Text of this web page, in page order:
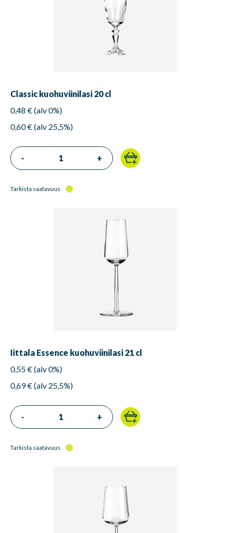
Classic kuohuviinilasi 20 cl
0,48 € (alv 0%)
0,60 € (alv 25,5%)
- +
Tarkista saatavuus
Iittala Essence kuohuviinilasi 21 cl
0,55 € (alv 0%)
0,69 € (alv 25,5%)
- +
Tarkista saatavuus